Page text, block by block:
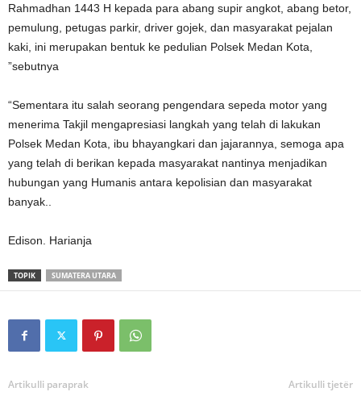
Rahmadhan 1443 H kepada para abang supir angkot, abang betor,
pemulung, petugas parkir, driver gojek, dan masyarakat pejalan
kaki, ini merupakan bentuk ke pedulian Polsek Medan Kota,
”sebutnya
“Sementara itu salah seorang pengendara sepeda motor yang
menerima Takjil mengapresiasi langkah yang telah di lakukan
Polsek Medan Kota, ibu bhayangkari dan jajarannya, semoga apa
yang telah di berikan kepada masyarakat nantinya menjadikan
hubungan yang Humanis antara kepolisian dan masyarakat
banyak..
Edison. Harianja
TOPIK SUMATERA UTARA
Artikulli paraprak Artikulli tjetër